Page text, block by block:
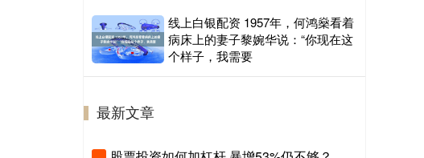
线上白银配资 1957年，何鸿燊看着
病床上的妻子黎婉华说：“你现在这
个样子，我需要
最新文章